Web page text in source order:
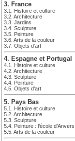
3. France
3.1. Histoire et culture
3.2. Architecture
3.3. Jardins
3.4. Sculpture
3.5. Peinture
3.6. Arts de la couleur
3.7. Objets d’art
4. Espagne et Portugal
4.1. Histoire et culture
4.2. Architecture
4.3. Sculpture
4.4. Peinture
4.5. Objets d’art
5. Pays Bas
5.1. Histoire et culture
5.2. Architecture
5.3. Sculpture
5.4. Peinture : l’école d’Anvers
5.5. Arts de la couleur